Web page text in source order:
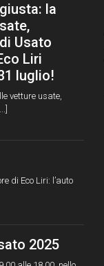
la
Usato
Liri
luglio!
vetture usate,
di Eco Liri: l’auto
2025